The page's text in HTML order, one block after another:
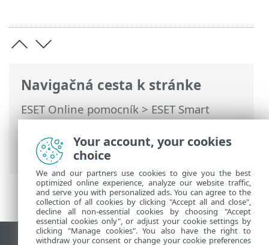
Navigačná cesta k stránke
ESET Online pomocník>ESET Smart
Security Premium>Práca s programom
ESET Smart Security Premium>Pomocník
a podpora > Technická podpora
Your account, your cookies
choice
We and our partners use cookies to give you the best
optimized online experience, analyze our website traffic,
and serve you with personalized ads. You can agree to the
collection of all cookies by clicking "Accept all and close",
decline all non-essential cookies by choosing "Accept
essential cookies only", or adjust your cookie settings by
clicking "Manage cookies". You also have the right to
withdraw your consent or change your cookie preferences